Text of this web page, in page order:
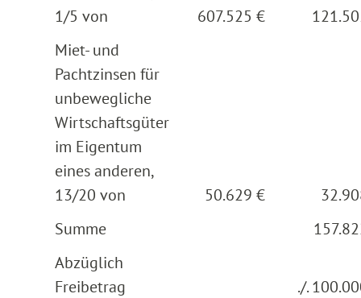
1/5 von
607.525 €
Miet- und
Pachtzinsen für
unbewegliche
Wirtschaftsgüter
im Eigentum
eines anderen,
13/20 von
50.629 €
Summe
Abzüglich
Freibetrag
./.